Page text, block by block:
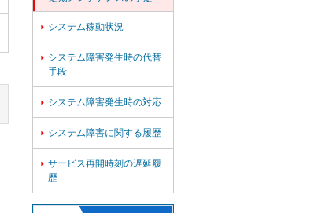
 システム稼動状況
 システム障害発生時の代替
手段
 システム障害発生時の対応
 システム障害に関する履歴
 サービス再開時刻の遅延履
歴